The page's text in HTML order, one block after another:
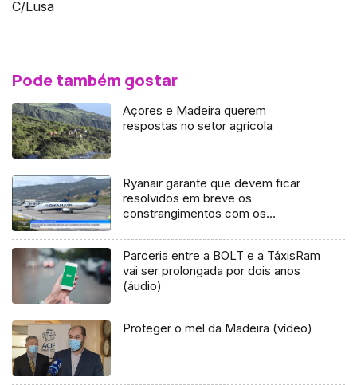
C/Lusa
Pode também gostar
Açores e Madeira querem
respostas no setor agrícola
Ryanair garante que devem ficar
resolvidos em breve os
constrangimentos com os
Parceria entre a BOLT e a TáxisRam
vai ser prolongada por dois anos
(áudio)
Proteger o mel da Madeira (vídeo)